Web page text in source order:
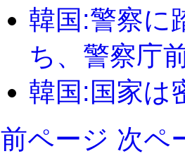
韓国:警察に
ち、警察庁
韓国:国家は
前ページ 次ペ